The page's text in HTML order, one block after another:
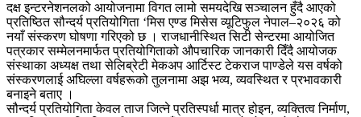
दक्ष इन्टरनेशनलको आयोजनामा विगत लामो समयदेखि सञ्चालन हुँदै आएको
प्रतिष्ठित सौन्दर्य प्रतियोगिता ‘मिस एण्ड मिसेस व्यूटिफुल नेपाल–२०२६ को
नयाँ संस्करण घोषणा गरिएको छ । राजधानीस्थित सिटी सेन्टरमा आयोजित
पत्रकार सम्मेलनमार्फत प्रतियोगिताको औपचारिक जानकारी दिँदै आयोजक
संस्थाका अध्यक्ष तथा सेलिब्रेटी मेकअप आर्टिस्ट टेकराज पाण्डेले यस वर्षको
संस्करणलाई अघिल्ला वर्षहरूको तुलनामा अझ भव्य, व्यवस्थित र प्रभावकारी
बनाइने बताए ।
सौन्दर्य प्रतियोगिता केवल ताज जित्ने प्रतिस्पर्धा मात्र होइन, व्यक्तित्व निर्माण,